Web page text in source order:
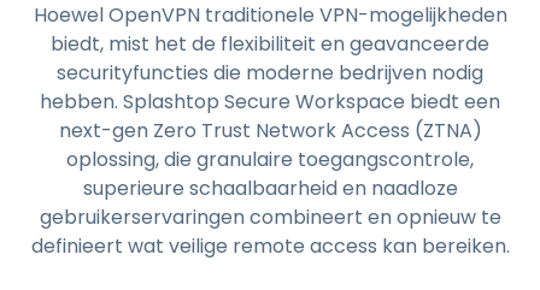
Hoewel OpenVPN traditionele VPN-mogelijkheden
biedt, mist het de flexibiliteit en geavanceerde
securityfuncties die moderne bedrijven nodig
hebben. Splashtop Secure Workspace biedt een
next-gen Zero Trust Network Access (ZTNA)
oplossing, die granulaire toegangscontrole,
superieure schaalbaarheid en naadloze
gebruikerservaringen combineert en opnieuw te
definieert wat veilige remote access kan bereiken.